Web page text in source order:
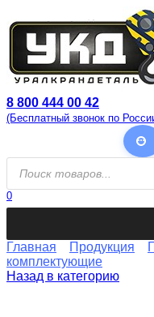
к
содержанию
8 800 444 00 42
(Бесплатный звонок по
Поиск
товаров
0
Главная Продукция
комплектующие
Назад в категорию